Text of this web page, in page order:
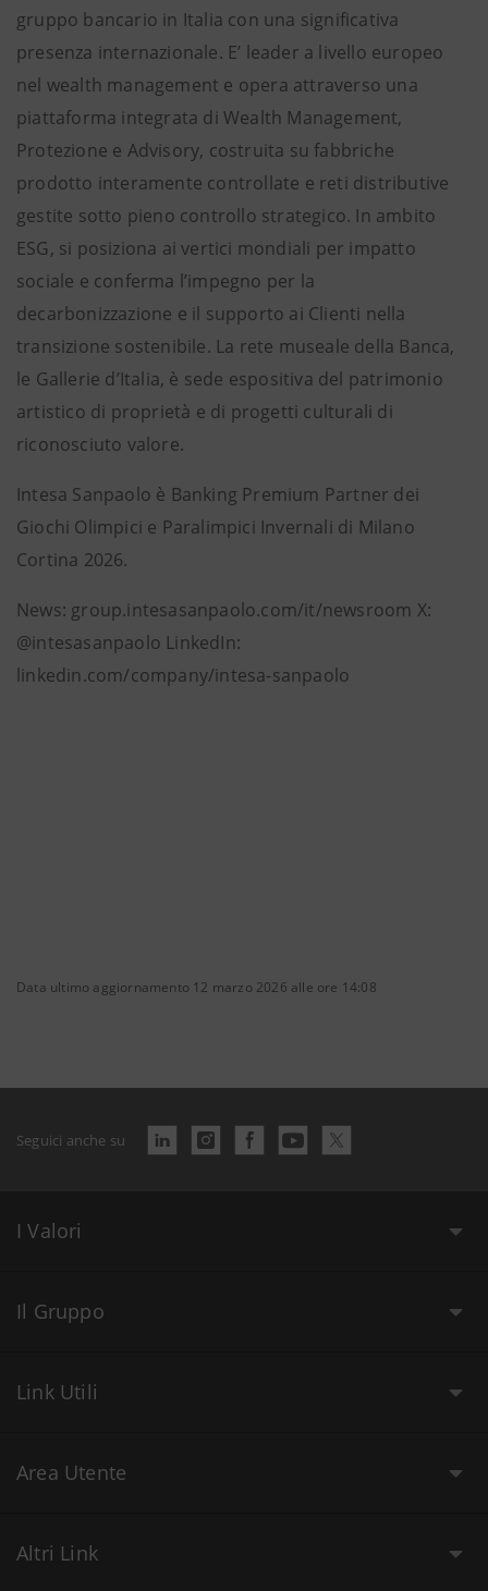
gruppo bancario in Italia con una significativa
presenza internazionale. E’ leader a livello europeo
nel wealth management e opera attraverso una
piattaforma integrata di Wealth Management,
Protezione e Advisory, costruita su fabbriche
prodotto interamente controllate e reti distributive
gestite sotto pieno controllo strategico. In ambito
ESG, si posiziona ai vertici mondiali per impatto
sociale e conferma l’impegno per la
decarbonizzazione e il supporto ai Clienti nella
transizione sostenibile. La rete museale della Banca,
le Gallerie d’Italia, è sede espositiva del patrimonio
artistico di proprietà e di progetti culturali di
riconosciuto valore.
Intesa Sanpaolo è Banking Premium Partner dei
Giochi Olimpici e Paralimpici Invernali di Milano
Cortina 2026.
News: group.intesasanpaolo.com/it/newsroom X:
@intesasanpaolo LinkedIn:
linkedin.com/company/intesa-sanpaolo
Data ultimo aggiornamento 12 marzo 2026 alle ore 14:08
Seguici anche su
I Valori
Il Gruppo
Link Utili
Area Utente
Altri Link